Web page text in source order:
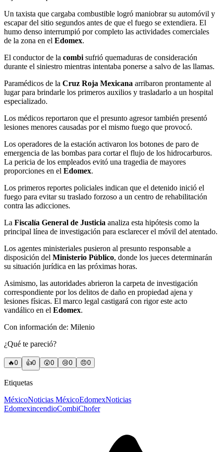
Un taxista que cargaba combustible logró maniobrar su automóvil y
escapar del sitio segundos antes de que el fuego se extendiera. El
humo denso interrumpió por completo las actividades comerciales
de la zona en el Edomex.
El conductor de la combi sufrió quemaduras de consideración
durante el siniestro mientras intentaba ponerse a salvo de las llamas.
Paramédicos de la Cruz Roja Mexicana arribaron prontamente al
lugar para brindarle los primeros auxilios y trasladarlo a un hospital
especializado.
Los médicos reportaron que el presunto agresor también presentó
lesiones menores causadas por el mismo fuego que provocó.
Los operadores de la estación activaron los botones de paro de
emergencia de las bombas para cortar el flujo de los hidrocarburos.
La pericia de los empleados evitó una tragedia de mayores
proporciones en el Edomex.
Los primeros reportes policiales indican que el detenido inició el
fuego para evitar su traslado forzoso a un centro de rehabilitación
contra las adicciones.
La Fiscalía General de Justicia analiza esta hipótesis como la
principal línea de investigación para esclarecer el móvil del atentado.
Los agentes ministeriales pusieron al presunto responsable a
disposición del Ministerio Público, donde los jueces determinarán
su situación jurídica en las próximas horas.
Asimismo, las autoridades abrieron la carpeta de investigación
correspondiente por los delitos de daño en propiedad ajena y
lesiones físicas. El marco legal castigará con rigor este acto
vandálico en el Edomex.
Con información de: Milenio
¿Qué te pareció?
🔥0 👍0 😲0 😢0 😠0
Etiquetas
MéxicoNoticias MéxicoEdomexNoticias
EdomexincendioCombiChofer